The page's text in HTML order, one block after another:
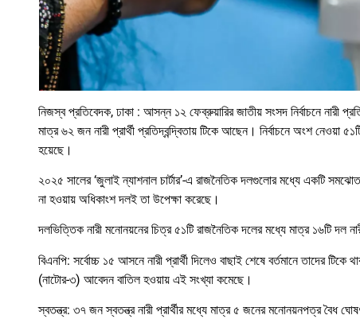
নিজস্ব প্রতিবেদক, ঢাকা : আসন্ন ১২ ফেব্রুয়ারির জাতীয় সংসদ নির্বাচনে
মাত্র ৬২ জন নারী প্রার্থী প্রতিদ্বন্দ্বিতায় টিকে আছেন। নির্বাচনে অংশ
হয়েছে।
২০২৫ সালের ‘জুলাই ন্যাশনাল চার্টার’-এ রাজনৈতিক দলগুলোর মধ্যে একটি
না হওয়ায় অধিকাংশ দলই তা উপেক্ষা করেছে।
দলভিত্তিক নারী মনোনয়নের চিত্র ৫১টি রাজনৈতিক দলের মধ্যে মাত্র ১৬টি দল
বিএনপি: সর্বোচ্চ ১৫ আসনে নারী প্রার্থী দিলেও বাছাই শেষে বর্তমানে তাদের
(নাটোর-৩) আবেদন বাতিল হওয়ায় এই সংখ্যা কমেছে।
স্বতন্ত্র: ৩৭ জন স্বতন্ত্র নারী প্রার্থীর মধ্যে মাত্র ৫ জনের মনোনয়নপত্র বৈধ